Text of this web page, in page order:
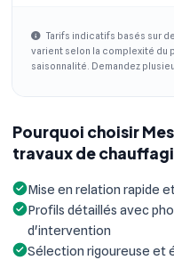
Tarifs indicatifs basés sur
varient selon la complexité du
saisonnalité. Demandez
Pourquoi choisir
travaux de
Mise en relation rapide
Profils détaillés avec
d'intervention
Sélection rigoureuse et